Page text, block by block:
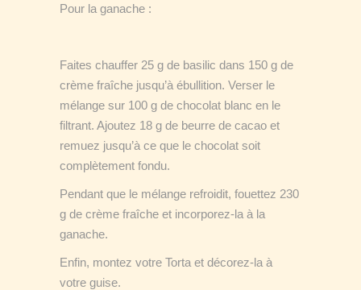
Pour la ganache :
Faites chauffer 25 g de basilic dans 150 g de
crème fraîche jusqu’à ébullition. Verser le
mélange sur 100 g de chocolat blanc en le
filtrant. Ajoutez 18 g de beurre de cacao et
remuez jusqu’à ce que le chocolat soit
complètement fondu.
Pendant que le mélange refroidit, fouettez 230
g de crème fraîche et incorporez-la à la
ganache.
Enfin, montez votre Torta et décorez-la à
votre guise.